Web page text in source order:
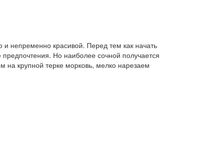
и непременно красивой. Перед тем как начать
Но наиболее сочной получается
крупной терке морковь, мелко нарезаем